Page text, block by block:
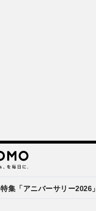
特集「アニバーサリー2026」